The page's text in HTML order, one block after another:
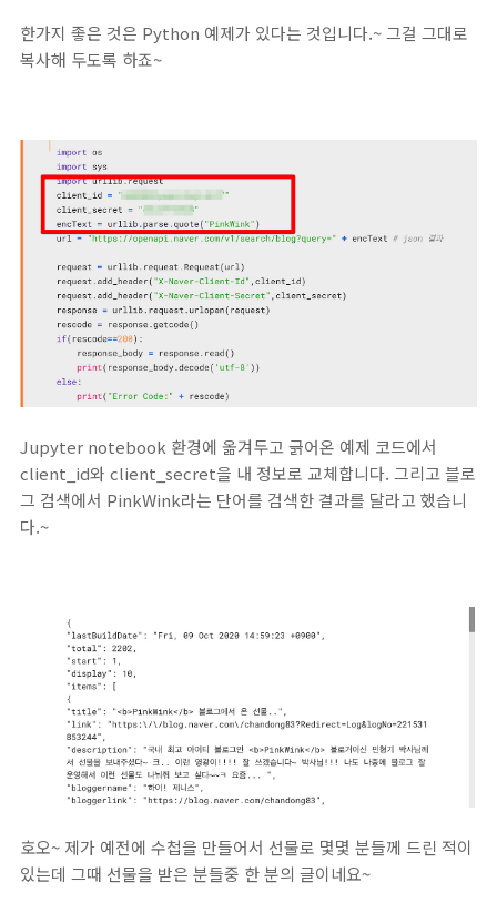
한가지 좋은 것은 Python 예제가 있다는 것입니다.~ 그걸 그대로
복사해 두도록 하죠~
Jupyter notebook 환경에 옮겨두고 긁어온 예제 코드에서
client_id와 client_secret을 내 정보로 교체합니다. 그리고 블로
그 검색에서 PinkWink라는 단어를 검색한 결과를 달라고 했습니
다.~
호오~ 제가 예전에 수첩을 만들어서 선물로 몇몇 분들께 드린 적이
있는데 그때 선물을 받은 분들중 한 분의 글이네요~